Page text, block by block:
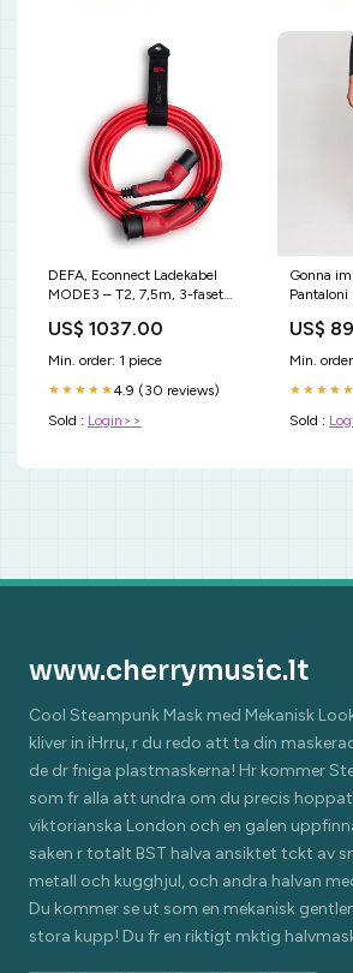
DEFA, Econnect Ladekabel
MODE3 – T2, 7,5m, 3-faset
US$ 1037.00
Min. order: 1 piece
★★★★★4.9 (30 reviews)
Sold : Login>>
Gonna
Pantaloni
US$
Min.
★★★★★
Sold :
www.cherrymusic.lt
Cool Steampunk Mask med Mekanisk
kliver in iHrru, r du redo att ta din
de dr fniga plastmaskerna! Hr kommer
som fr alla att undra om du precis
viktorianska London och en galen
saken r totalt BST halva ansiktet tckt av
metall och kugghjul, och andra halvan
Du kommer se ut som en mekanisk
stora kupp! Du fr en riktigt mktig